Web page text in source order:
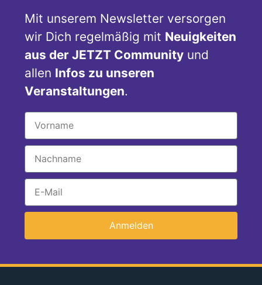
Mit unserem Newsletter versorgen
wir Dich regelmäßig mit Neuigkeiten
aus der JETZT Community und
allen Infos zu unseren
Veranstaltungen.
Anmelden